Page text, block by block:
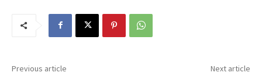
Previous article Next article